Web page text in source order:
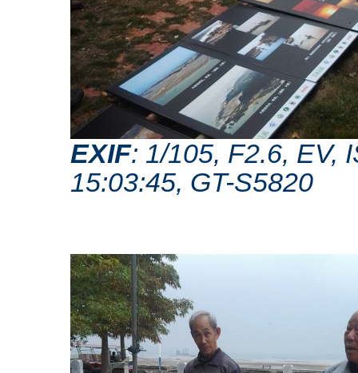
EXIF: 1/105, F2.6, EV,
15:03:45, GT-S5820